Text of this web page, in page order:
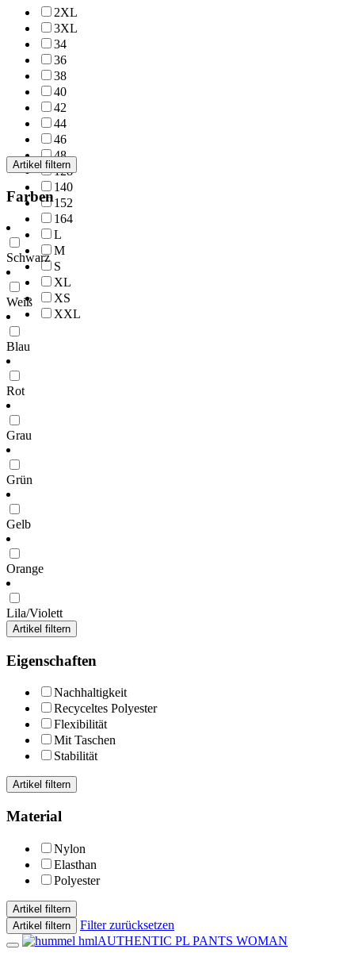
2XL
3XL
34
36
38
40
42
44
46
48
128
140
152
164
L
M
S
XL
XS
XXL
Artikel filtern
Farben
Schwarz
Weiß
Blau
Rot
Grau
Grün
Gelb
Orange
Lila/Violett
Artikel filtern
Eigenschaften
Nachhaltigkeit
Recyceltes Polyester
Flexibilität
Mit Taschen
Stabilität
Artikel filtern
Material
Nylon
Elasthan
Polyester
Artikel filtern
Artikel filtern
Filter zurücksetzen